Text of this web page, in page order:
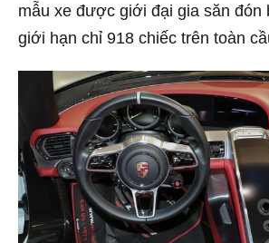
mẫu xe được giới đại gia săn đón
giới hạn chỉ 918 chiếc trên toàn